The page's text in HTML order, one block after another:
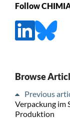
Follow
Browse
Previous
Verpackung im
Produktion